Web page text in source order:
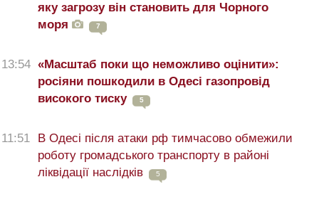
яку загрозу він становить для Чорного
моря
7
13:54 «Масштаб поки що неможливо оцінити»:
росіяни пошкодили в Одесі газопровід
високого тиску
5
11:51
В Одесі після атаки рф тимчасово обмежили
роботу громадського транспорту в районі
ліквідації наслідків
5